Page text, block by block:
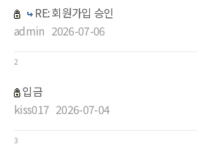
RE: 회원가입 승인
admin 2026-07-06
2
입금
kiss017 2026-07-04
3